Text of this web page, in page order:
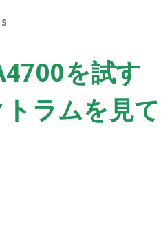
を試
ラムを見